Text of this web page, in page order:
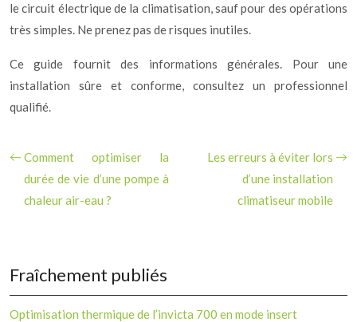
le circuit électrique de la climatisation, sauf pour des opérations
très simples. Ne prenez pas de risques inutiles.
Ce guide fournit des informations générales. Pour une
installation sûre et conforme, consultez un professionnel
qualifié.
Comment optimiser la
durée de vie d’une pompe à
chaleur air-eau ?
Les erreurs à éviter lors
d’une installation
climatiseur mobile
Fraîchement publiés
Optimisation thermique de l’invicta 700 en mode insert